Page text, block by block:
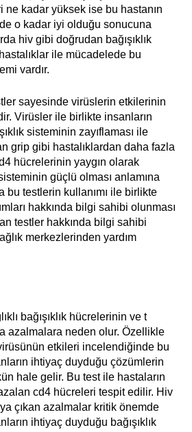
ne kadar yüksek ise bu hastanın
de o kadar iyi olduğu sonucuna
hiv gibi doğrudan bağışıklık
ile mücadelede bu
vardır.
sayesinde virüslerin etkilerinin
Virüsler ile birlikte insanların
sisteminin zayıflaması ile
grip gibi hastalıklardan daha fazla
hücrelerinin yaygın olarak
güçlü olması anlamına
bu testlerin kullanımı ile birlikte
hakkında bilgi sahibi olunması
testler hakkında bilgi sahibi
merkezlerinden yardım
bağışıklık hücrelerinin ve t
azalmalara neden olur. Özellikle
etkileri incelendiğinde bu
ihtiyaç duyduğu çözümlerin
hale gelir. Bu test ile hastaların
cd4 hücreleri tespit edilir. Hiv
çıkan azalmalar kritik önemde
ihtiyaç duyduğu bağışıklık